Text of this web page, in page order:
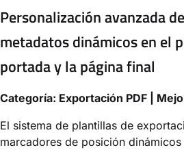
Personalización avanzada
metadatos dinámicos en el
portada y la página final
Categoría: Exportación PDF |
El sistema de plantillas de
marcadores de posición